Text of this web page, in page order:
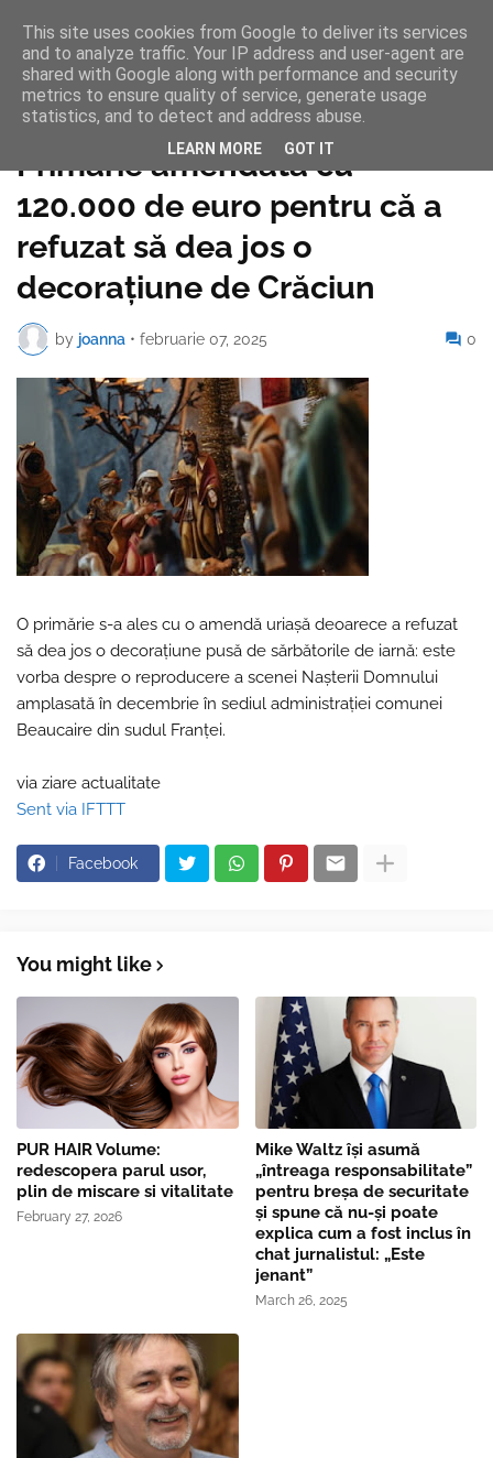
Pagina de pornire
Primărie amendată cu
120.000 de euro pentru că a
refuzat să dea jos o
decorațiune de Crăciun
by joanna • februarie 07, 2025 0
O primărie s-a ales cu o amendă uriașă deoarece a refuzat
să dea jos o decorațiune pusă de sărbătorile de iarnă: este
vorba despre o reproducere a scenei Nașterii Domnului
amplasată în decembrie în sediul administrației comunei
Beaucaire din sudul Franței.
via ziare actualitate
Sent via IFTTT
Facebook
You might like
PUR HAIR Volume:
redescopera parul usor,
plin de miscare si vitalitate
February 27, 2026
Mike Waltz îşi asumă
„întreaga responsabilitate”
pentru breşa de securitate
și spune că nu-și poate
explica cum a fost inclus în
chat jurnalistul: „Este
jenant”
March 26, 2025
This site uses cookies from Google to deliver its services
and to analyze traffic. Your IP address and user-agent are
shared with Google along with performance and security
metrics to ensure quality of service, generate usage
statistics, and to detect and address abuse.
LEARN MORE GOT IT